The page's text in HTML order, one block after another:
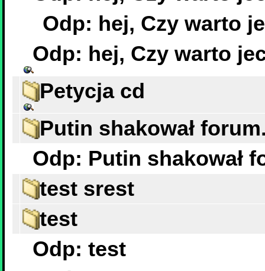
Petycja cd
Putin shakował
Odp: Putin shakował
test srest
test
Odp: test